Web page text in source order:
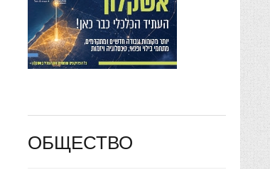
ОБЩЕСТВО